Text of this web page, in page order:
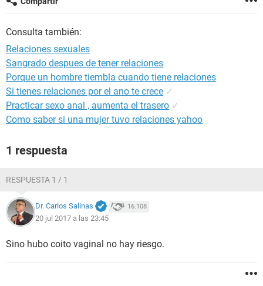
Consulta también:
Relaciones sexuales
Sangrado despues de tener relaciones
Porque un hombre tiembla cuando tiene relaciones
Si tienes relaciones por el ano te crece ✓
Practicar sexo anal , aumenta el trasero ✓
Como saber si una mujer tuvo relaciones yahoo
1 respuesta
RESPUESTA 1 / 1
Dr. Carlos Salinas 16.108
20 jul 2017 a las 23:45
Sino hubo coito vaginal no hay riesgo.